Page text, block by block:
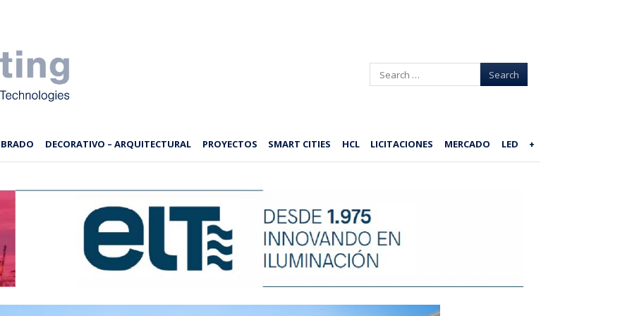
Search
DECORATIVO – ARQUITECTURAL PROYECTOS SMART CITIES HCL LICITACIONES MERCADO LED +